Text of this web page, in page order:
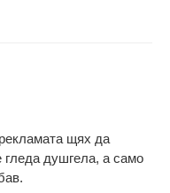
щях да
гледа душгела, а само